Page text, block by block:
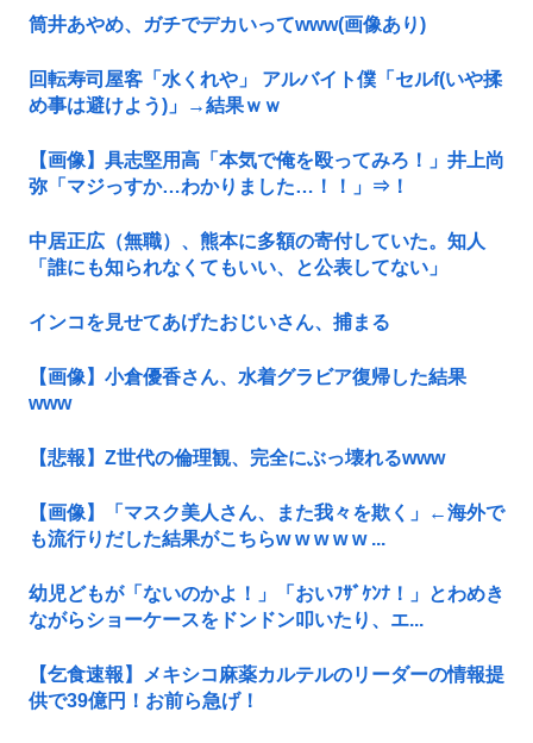
筒井あやめ、ガチでデカいってwww(画像あり)
回転寿司屋客「水くれや」 アルバイト僕「セルf(いや揉
め事は避けよう)」→結果ｗｗ
【画像】具志堅用高「本気で俺を殴ってみろ！」井上尚
弥「マジっすか…わかりました…！！」⇒！
中居正広（無職）、熊本に多額の寄付していた。知人
「誰にも知られなくてもいい、と公表してない」
インコを見せてあげたおじいさん、捕まる
【画像】小倉優香さん、水着グラビア復帰した結果
www
【悲報】Z世代の倫理観、完全にぶっ壊れるwww
【画像】「マスク美人さん、また我々を欺く」←海外で
も流行りだした結果がこちらw w w w w ...
幼児どもが「ないのかよ！」「おいﾌｻﾞｹﾝﾅ！」とわめき
ながらショーケースをドンドン叩いたり、エ...
【乞食速報】メキシコ麻薬カルテルのリーダーの情報提
供で39億円！お前ら急げ！